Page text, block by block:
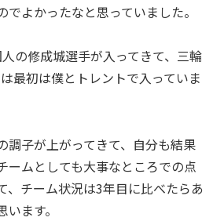
よかったなと思っていました。
の修成城選手が入ってきて、三輪
最初は僕とトレントで入っていま
調子が上がってきて、自分も結果
ムとしても大事なところでの点
、チーム状況は3年目に比べたらあ
ます。